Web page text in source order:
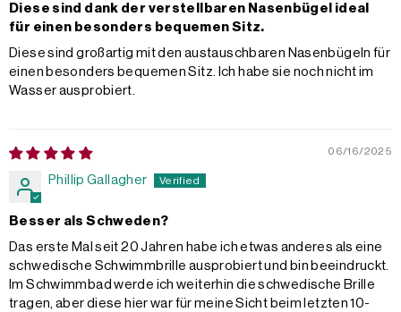
Diese sind dank der verstellbaren Nasenbügel ideal
für einen besonders bequemen Sitz.
Diese sind großartig mit den austauschbaren Nasenbügeln für
einen besonders bequemen Sitz. Ich habe sie noch nicht im
Wasser ausprobiert.
06/16/2025
Phillip Gallagher
Besser als Schweden?
Das erste Mal seit 20 Jahren habe ich etwas anderes als eine
schwedische Schwimmbrille ausprobiert und bin beeindruckt.
Im Schwimmbad werde ich weiterhin die schwedische Brille
tragen, aber diese hier war für meine Sicht beim letzten 10-